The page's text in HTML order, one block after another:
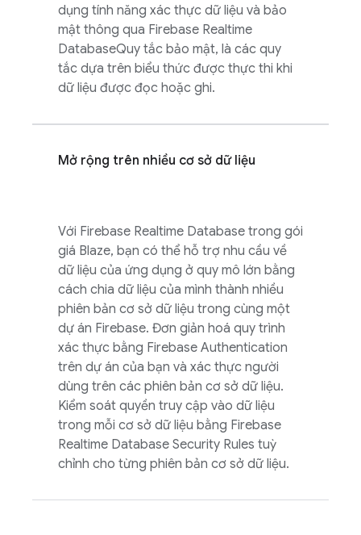
dụng tính năng xác thực dữ liệu và bảo
mật thông qua Firebase Realtime
DatabaseQuy tắc bảo mật, là các quy
tắc dựa trên biểu thức được thực thi khi
dữ liệu được đọc hoặc ghi.
Mở rộng trên nhiều cơ sở dữ liệu
Với Firebase Realtime Database trong gói
giá Blaze, bạn có thể hỗ trợ nhu cầu về
dữ liệu của ứng dụng ở quy mô lớn bằng
cách chia dữ liệu của mình thành nhiều
phiên bản cơ sở dữ liệu trong cùng một
dự án Firebase. Đơn giản hoá quy trình
xác thực bằng Firebase Authentication
trên dự án của bạn và xác thực người
dùng trên các phiên bản cơ sở dữ liệu.
Kiểm soát quyền truy cập vào dữ liệu
trong mỗi cơ sở dữ liệu bằng Firebase
Realtime Database Security Rules tuỳ
chỉnh cho từng phiên bản cơ sở dữ liệu.